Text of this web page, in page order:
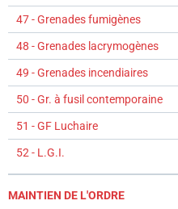
47 - Grenades fumigènes
48 - Grenades lacrymogènes
49 - Grenades incendiaires
50 - Gr. à fusil contemporaine
51 - GF Luchaire
52 - L.G.I.
MAINTIEN DE L'ORDRE